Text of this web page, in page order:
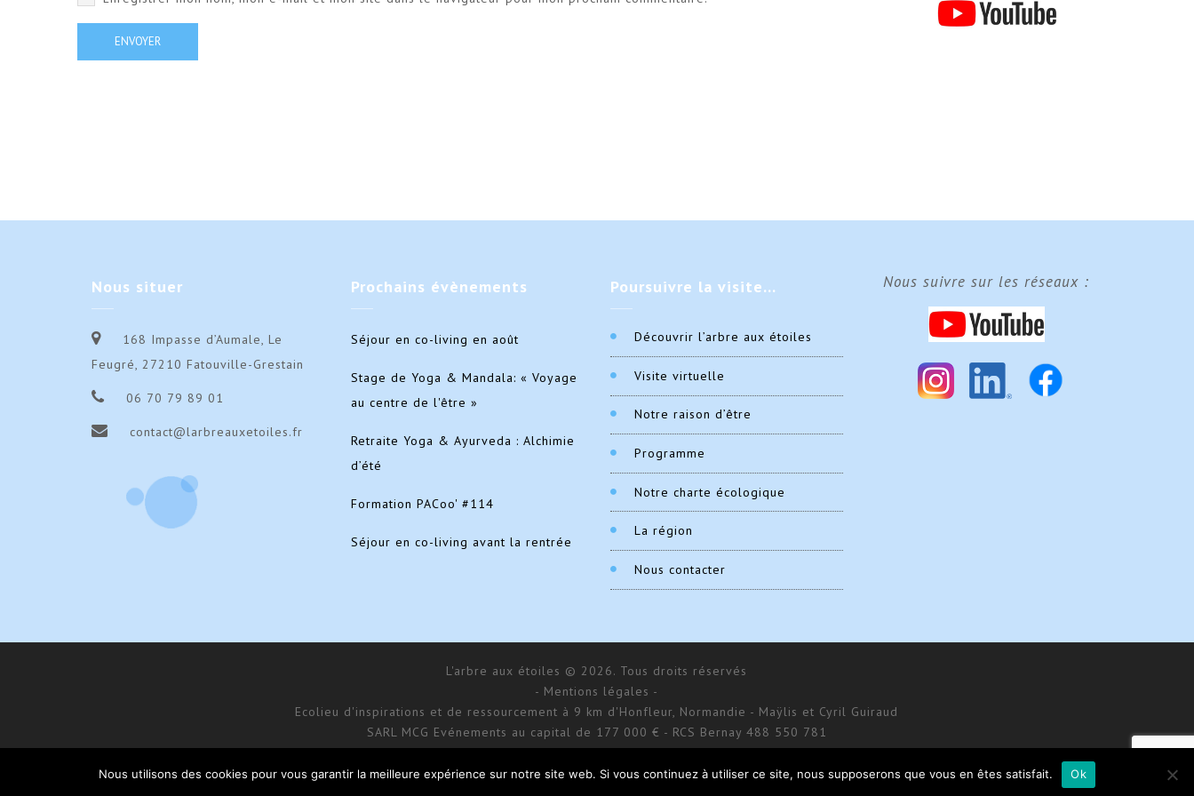
Nous situer
168 Impasse d’Aumale, Le
Feugré, 27210 Fatouville-Grestain
06 70 79 89 01
contact@larbreauxetoiles.fr
Prochains évènements
Séjour en co-living en août
Stage de Yoga & Mandala: « Voyage
au centre de l'être »
Retraite Yoga & Ayurveda : Alchimie
d’été
Formation PACoo' #114
Séjour en co-living avant la rentrée
Poursuivre la visite…
Découvrir l’arbre aux étoiles
Visite virtuelle
Notre raison d’être
Programme
Notre charte écologique
La région
Nous contacter
Nous suivre sur les réseaux :
L'arbre aux étoiles © 2026. Tous droits réservés
- Mentions légales -
Ecolieu d'inspirations et de ressourcement à 9 km d'Honfleur, Normandie - Maÿlis et Cyril Guiraud
SARL MCG Evénements au capital de 177 000 € - RCS Bernay 488 550 781
168 impasse d’Aumale - 27 210 Fatouville-Grestain
Site réalisé parDonitow
Nous utilisons des cookies pour vous garantir la meilleure expérience sur notre site web. Si vous continuez à utiliser ce site, nous supposerons que vous en êtes satisfait. Ok